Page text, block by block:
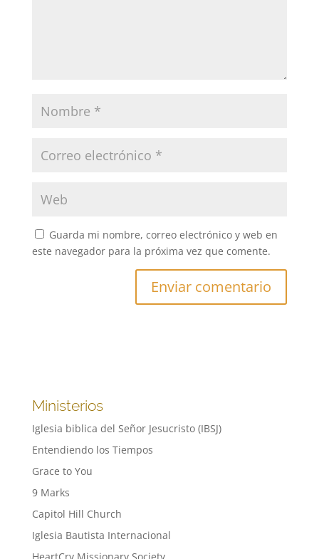
Guarda mi nombre, correo electrónico y web en
este navegador para la próxima vez que comente.
Ministerios
Iglesia biblica del Señor Jesucristo (IBSJ)
Entendiendo los Tiempos
Grace to You
9 Marks
Capitol Hill Church
Iglesia Bautista Internacional